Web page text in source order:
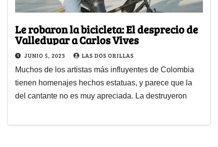
Le robaron la bicicleta: El desprecio de
Valledupar a Carlos Vives
JUNIO 5, 2023 LAS DOS ORILLAS
Muchos de los artistas más influyentes de Colombia
tienen homenajes hechos estatuas, y parece que la
del cantante no es muy apreciada. La destruyeron